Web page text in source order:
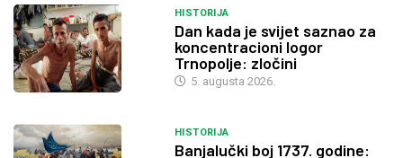
HISTORIJA
Dan kada je svijet saznao za
koncentracioni logor
Trnopolje: zločini
5. augusta 2026.
HISTORIJA
Banjalučki boj 1737. godine: